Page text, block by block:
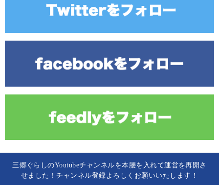
三郷ぐらしのYoutubeチャンネルを本腰を入れて運営を再開さ
せました！チャンネル登録よろしくお願いいたします！